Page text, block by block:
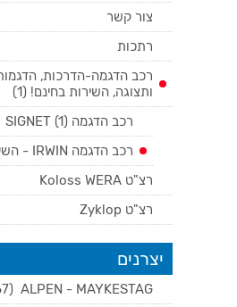
צור קשר
רתכות
רכב הדגמה-הדרכות,
ותצוגה, השירות בחינם! (1)
רכב הדגמה SIGNET (1)
רכב הדגמה IRWIN - השירות בחינם!
רצ"ט Koloss WERA
רצ"ט Zyklop
יצרנים
ALPEN - MAYKESTAG
(267)